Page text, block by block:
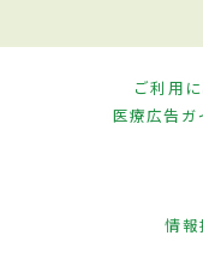
ご利用
医療広告ガ
情報